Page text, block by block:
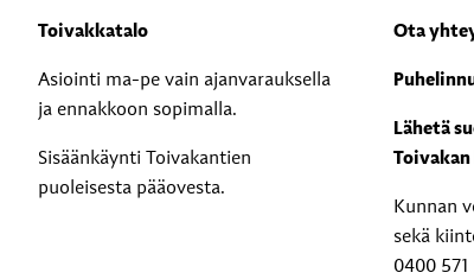
Toivakkatalo
Asiointi ma-pe vain ajanvarauksella
ja ennakkoon sopimalla.
Sisäänkäynti Toivakantien
puoleisesta pääovesta.
Ota
Lähetä
Kunnan
sekä
0400 571